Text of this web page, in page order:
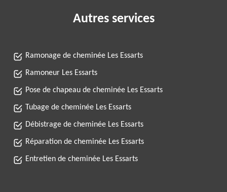
Autres services
Ramonage de cheminée Les Essarts
Ramoneur Les Essarts
Pose de chapeau de cheminée Les Essarts
Tubage de cheminée Les Essarts
Débistrage de cheminée Les Essarts
Réparation de cheminée Les Essarts
Entretien de cheminée Les Essarts